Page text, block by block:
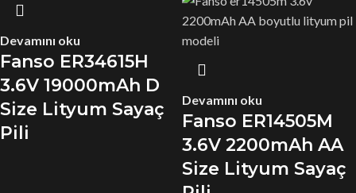
Devamını oku
Fanso ER34615H
3.6V 19000mAh D
Size Lityum Sayaç
Pili
Devamını oku
Fanso ER14505M
3.6V 2200mAh AA
Size Lityum Sayaç